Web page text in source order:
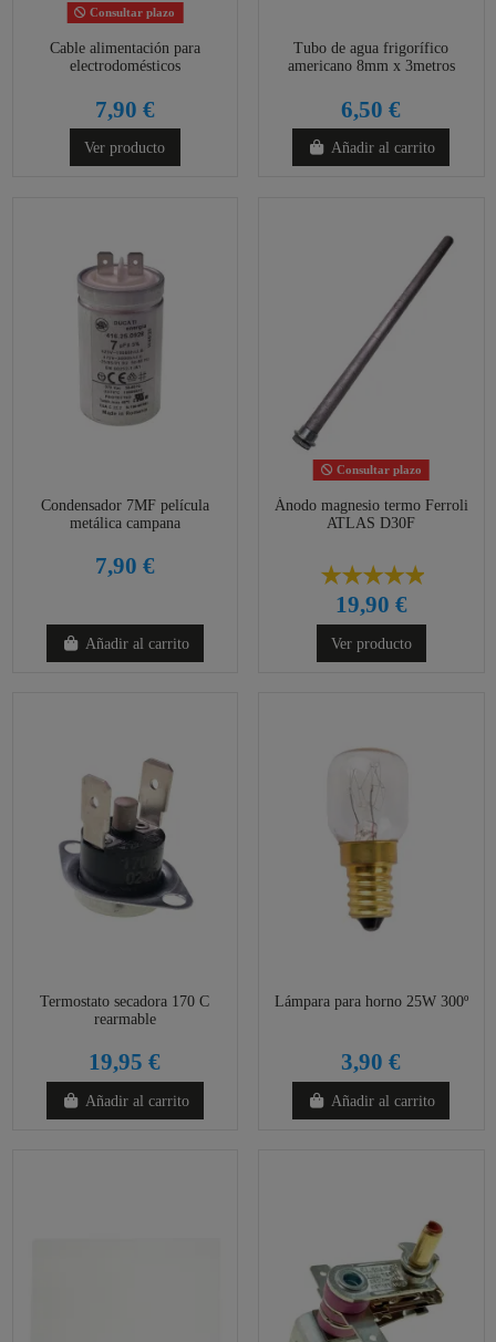
Consultar plazo
Cable alimentación para
electrodomésticos
7,90 €
Ver producto
Tubo de agua frigorífico
americano 8mm x 3metros
6,50 €
Añadir al carrito
Condensador 7MF película
metálica campana
7,90 €
Añadir al carrito
Consultar plazo
Ánodo magnesio termo Ferroli
ATLAS D30F
19,90 €
Ver producto
Termostato secadora 170 C
rearmable
19,95 €
Añadir al carrito
Lámpara para horno 25W 300º
3,90 €
Añadir al carrito